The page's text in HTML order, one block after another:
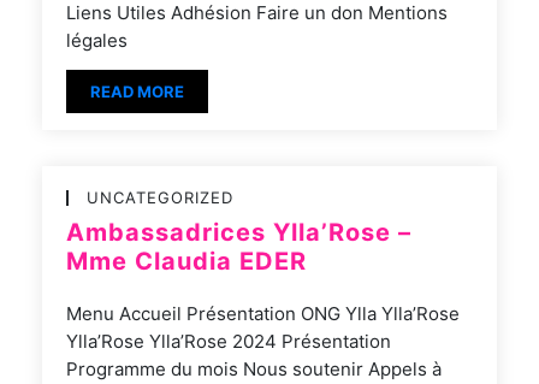
Liens Utiles Adhésion Faire un don Mentions
légales
READ MORE
UNCATEGORIZED
Ambassadrices Ylla’Rose –
Mme Claudia EDER
Menu Accueil Présentation ONG Ylla Ylla’Rose
Ylla’Rose Ylla’Rose 2024 Présentation
Programme du mois Nous soutenir Appels à